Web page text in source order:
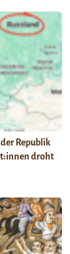
Republik
droht